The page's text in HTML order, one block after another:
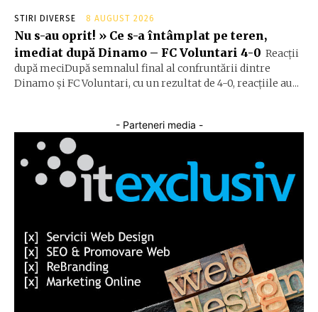
STIRI DIVERSE 8 AUGUST 2026
Nu s-au oprit! » Ce s-a întâmplat pe teren,
imediat după Dinamo – FC Voluntari 4-0 Reacții
după meciDupă semnalul final al confruntării dintre
Dinamo și FC Voluntari, cu un rezultat de 4-0, reacțiile au...
- Parteneri media -